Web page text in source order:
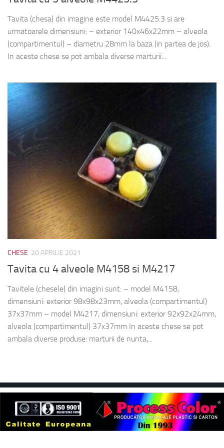
Tavita (chesa) din imagine este model M4425.3 si are
urmatoarele dimensiuni: – exterior 140x46x22mm – alveola
(compartimentul) – diametru 28mm la baza (in partea de jos).
In aceste chese se pot ambala diverse marturii...
CHESE 20 APRILIE 2021
Tavita cu 4 alveole M4158 si M4217
Tavitele (chesele) din imagini sunt: – model M4158,
dimensiuni: exterior 98x98x23mm, alveola (compartimentul)
37x37mm – model M4217, dimensiuni: exterior 92x92x24mm,
alveola (compartimentul) 37x37mm In aceste chese se pot
ambala diverse produse: marturii de nunta,...